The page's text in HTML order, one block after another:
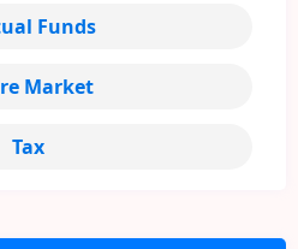
Funds
Market
Tax